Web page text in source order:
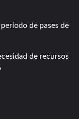
de pases de
de recursos